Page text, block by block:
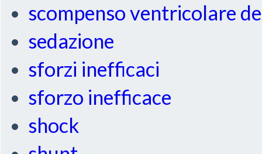
scompenso ventricolare
sedazione
sforzi inefficaci
sforzo inefficace
shock